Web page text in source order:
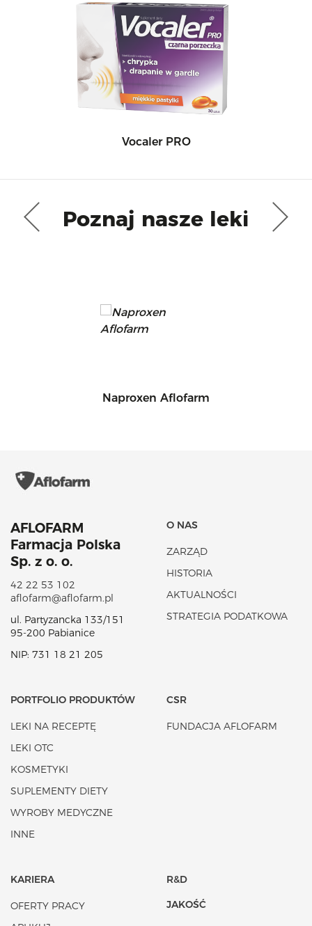
Vocaler PRO
Poznaj nasze leki
Naproxen Aflofarm
AFLOFARM
Farmacja Polska
Sp. z o. o.
42 22 53 102
aflofarm@aflofarm.pl
ul. Partyzancka 133/151
95-200 Pabianice
NIP: 731 18 21 205
O NAS
ZARZĄD
HISTORIA
AKTUALNOŚCI
STRATEGIA PODATKOWA
PORTFOLIO PRODUKTÓW
LEKI NA RECEPTĘ
LEKI OTC
KOSMETYKI
SUPLEMENTY DIETY
WYROBY MEDYCZNE
INNE
CSR
FUNDACJA AFLOFARM
KARIERA
OFERTY PRACY
R&D
JAKOŚĆ